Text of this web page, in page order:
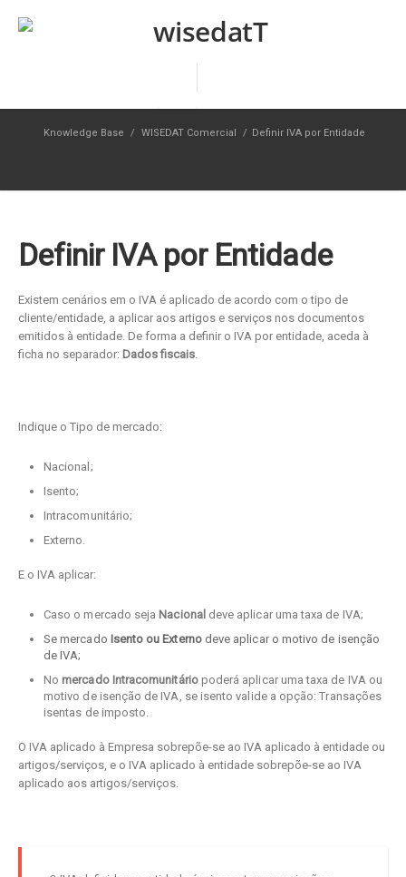
Knowledge Base / WISEDAT Comercial / Definir IVA por Entidade
Definir IVA por Entidade
Existem cenários em o IVA é aplicado de acordo com o tipo de
cliente/entidade, a aplicar aos artigos e serviços nos documentos
emitidos à entidade. De forma a definir o IVA por entidade, aceda à
ficha no separador: Dados fiscais.
Indique o Tipo de mercado:
Nacional;
Isento;
Intracomunitário;
Externo.
E o IVA aplicar:
Caso o mercado seja Nacional deve aplicar uma taxa de IVA;
Se mercado Isento ou Externodeve aplicar o motivo de isenção
de IVA;
Nomercado Intracomunitáriopoderá aplicar uma taxa de IVA ou
motivo de isenção de IVA, se isento valide a opção: Transações
isentas de imposto.
O IVA aplicado à Empresa sobrepõe-se ao IVA aplicado à entidade ou
artigos/serviços, e o IVA aplicado à entidade sobrepõe-se ao IVA
aplicado aos artigos/serviços.